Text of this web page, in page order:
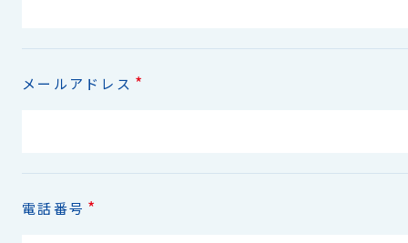
メールアドレス *
電話番号 *